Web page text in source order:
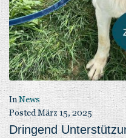
InNews
PostedMärz 15, 2025
Dringend